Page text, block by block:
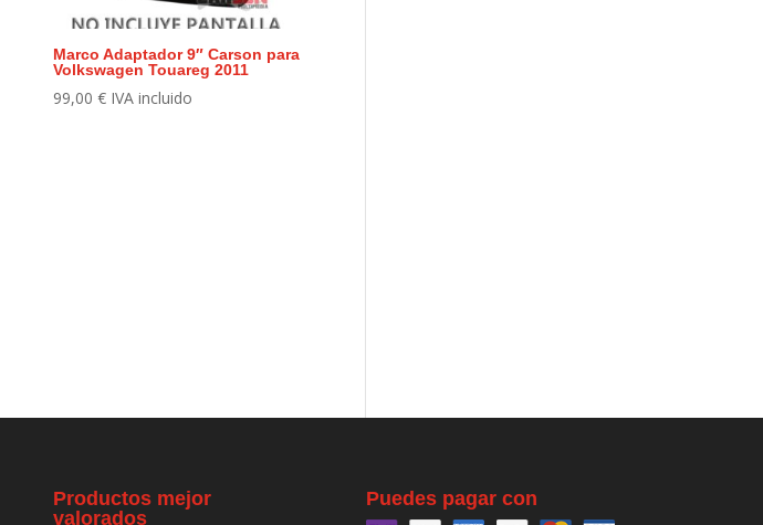
Marco Adaptador 9″ Carson para
Volkswagen Touareg 2011
99,00 € IVA incluido
Productos mejor
valorados
Puedes pagar con